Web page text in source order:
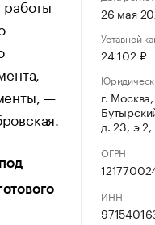
работы
—
26 мая
Уставной
24 102 ₽
г.
д. 23, э
ОГРН
ИНН